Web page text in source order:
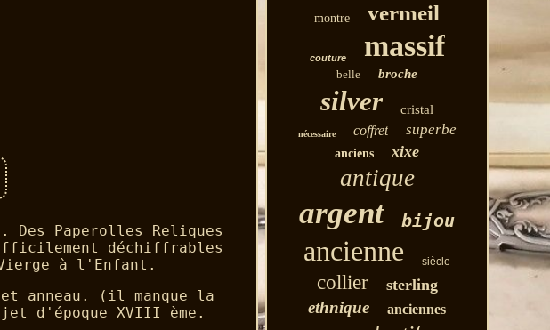
Paperolles Reliques
déchiffrables
à l'Enfant.
anneau. (il manque la
d'époque XVIII ème.
montre vermeil
couture massif
belle broche
silver cristal
nécessaire coffret superbe
anciens xixe
antique
argent bijou
ancienne siècle
collier sterling
ethnique anciennes